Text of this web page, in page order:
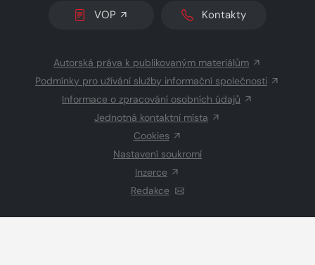
VOP Kontakty
Autorská práva k publikovaným materiálům
Podmínky pro užívání služby informační společnosti
Informace o zpracování osobních údajů
Jednotná kontaktní místa
Cookies
Nastavení soukromí
Inzerce
Redakce